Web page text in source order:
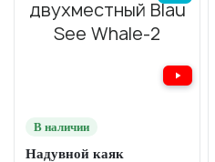
В наличии
Надувной каяк